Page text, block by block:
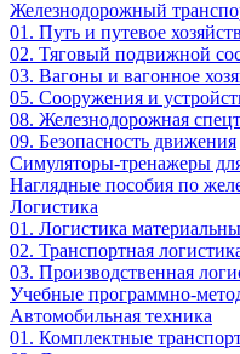
Железнодорожный
01. Путь и путевое
02. Тяговый подвижной
03. Вагоны и вагонное
05. Сооружения и
08. Железнодорожная
09. Безопасность движения
Симуляторы-тренажеры
Наглядные пособия по
Логистика
01. Логистика
02. Транспортная
03. Производственная
Учебные программно-
Автомобильная техника
01. Комплектные